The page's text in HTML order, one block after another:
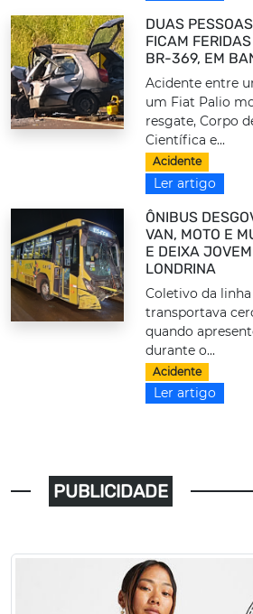
DUAS
FICAM
BR-369, EM
Acidente entre
um Fiat Palio
resgate, Corpo
Científica e...
Acidente
Ler artigo
ÔNIBUS
VAN, MOTO E
E DEIXA
LONDRINA
Coletivo da
transportava
quando
durante o...
Acidente
Ler artigo
PUBLICIDADE